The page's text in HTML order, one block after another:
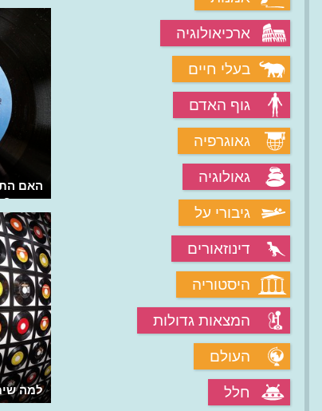
ארכיאולוגיה
בעלי חיים
גוף האדם
גאוגרפיה
גאולוגיה
גיבורי על
דינוזאורים
היסטוריה
המצאות גדולות
העולם
חלל
האם
סופית?
למה שימשו
איך איחד מלך הפופ את כולם לשיר אחד?
מי היה מלך הפופ מייקל ג'קסון?